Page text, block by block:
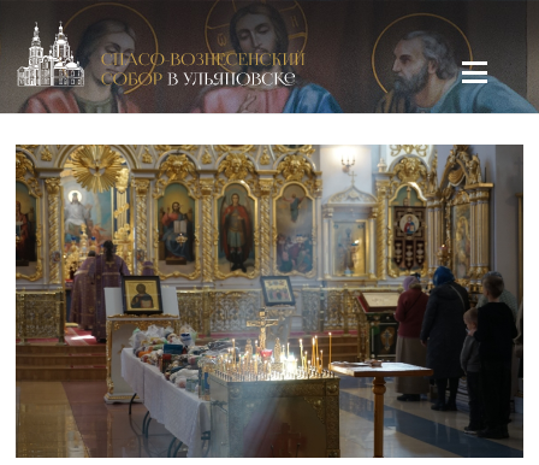
Спасо-Вознесенский кафедральный собор в Ульяновске